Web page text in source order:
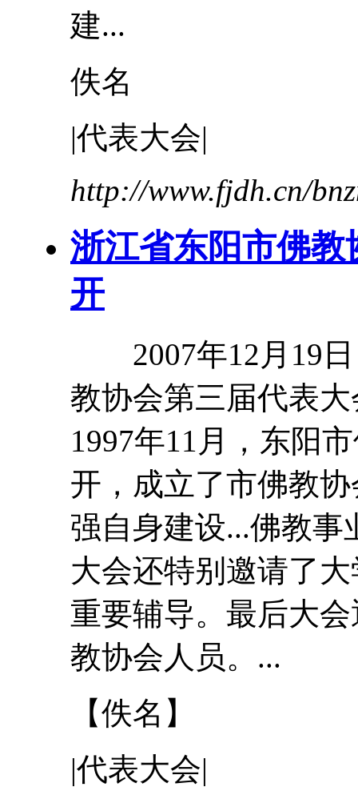
建...
佚名
|代表大会|
http://www.fjdh.cn/
浙江省东阳市佛教
开
2007年12月19日
教协会第三届代表
1997年11月，东阳
开，成立了市佛教
强自身建设...佛教
大会还特别邀请了
重要辅导。最后大会
教协会人员。...
【佚名】
|代表大会|